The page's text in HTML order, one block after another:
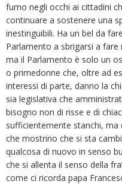
fumo negli occhi ai cittadini
continuare a sostenere una
inestinguibili. Ha un bel da
Parlamento a sbrigarsi a
ma il Parlamento è solo un
o primedonne che, oltre ad
interessi di parte, danno la
sia legislativa che
bisogno non di risse e di
sufficientemente stanchi, ma
che mostrino che si sta
qualcosa di nuovo in senso
che si allenta il senso della
come ci ricorda papa